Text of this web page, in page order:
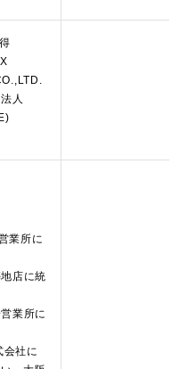
人
業所に
店に統
業所に
会社に